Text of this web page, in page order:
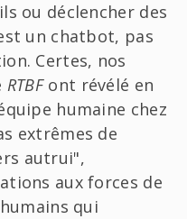
ou déclencher des
un chatbot, pas
Certes, nos
RTBFont révélé en
humaine chez
extrêmes de
autrui",
aux forces de
qui